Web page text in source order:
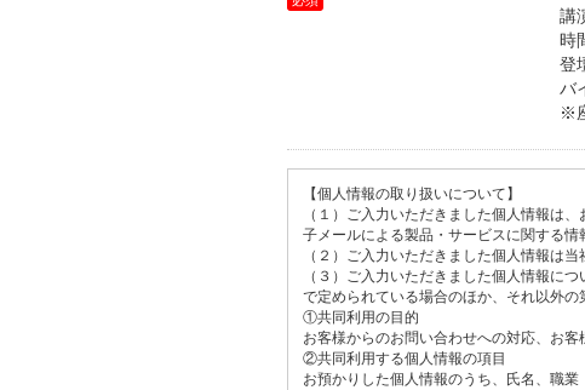
講
時
登
バ
※
【個人情報の取り扱いについて】
（１）ご入力いただきました個人情報は
子メールによる製品・サービスに関する情
（２）ご入力いただきました個人情報は当
（３）ご入力いただきました個人情報に
で定められている場合のほか、それ以外の
①共同利用の目的
お客様からのお問い合わせへの対応、お
②共同利用する個人情報の項目
お預かりした個人情報のうち、氏名、職